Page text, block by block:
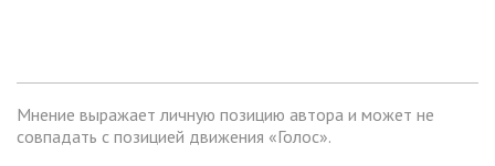
Мнение выражает личную позицию автора и может не
совпадать с позицией движения «Голос».